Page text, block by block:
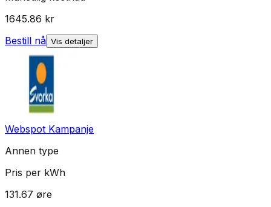
1645.86 kr
Bestill nå Vis detaljer
Webspot Kampanje
Annen type
Pris per kWh
131.67 øre